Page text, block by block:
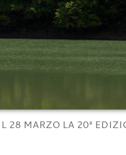
28 MARZO LA 20ª